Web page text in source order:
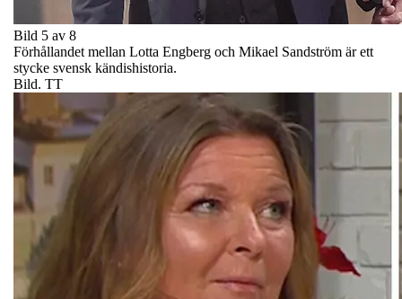
Bild 5 av 8
Förhållandet mellan Lotta Engberg och Mikael Sandström är ett
stycke svensk kändishistoria.
Bild. TT